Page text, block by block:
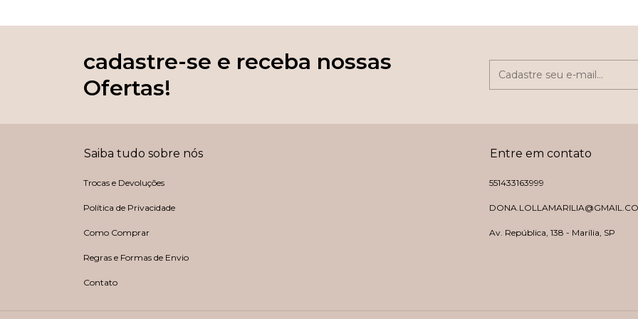
cadastre-se e receba nossas
Ofertas!
Saiba tudo sobre nós
Trocas e Devoluções
Política de Privacidade
Como Comprar
Regras e Formas de Envio
Contato
Entre em contato
551433163999
Av. República, 138 - Marília, SP